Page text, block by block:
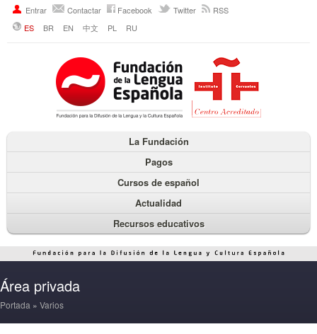
Entrar Contactar Facebook Twitter
RSS
ES
BR EN 中文 PL RU
La Fundación
Pagos
Cursos de español
Actualidad
Recursos educativos
Área privada
Portada » Varios